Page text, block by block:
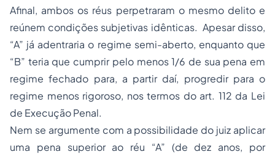
Afinal, ambos os réus perpetraram o mesmo delito e
reúnem condições subjetivas idênticas. Apesar disso,
“A” já adentraria o regime semi-aberto, enquanto que
“B” teria que cumprir pelo menos 1/6 de sua pena em
regime fechado para, a partir daí, progredir para o
regime menos rigoroso, nos termos do art. 112 da Lei
de Execução Penal.
Nem se argumente com a possibilidade do juiz aplicar
uma pena superior ao réu “A” (de dez anos, por